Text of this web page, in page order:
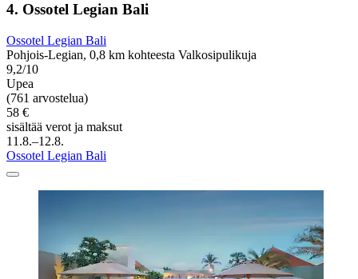
4. Ossotel Legian Bali
Ossotel Legian Bali
Pohjois-Legian, 0,8 km kohteesta Valkosipulikuja
9,2/10
Upea
(761 arvostelua)
58 €
sisältää verot ja maksut
11.8.–12.8.
Ossotel Legian Bali